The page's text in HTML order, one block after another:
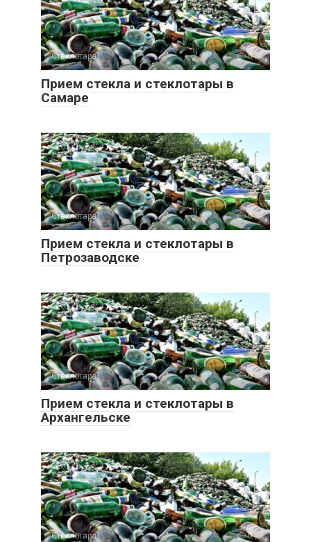
Стеклотара 0
Прием стекла и стеклотары в
Самаре
Стеклотара 0
Прием стекла и стеклотары в
Петрозаводске
Стеклотара 0
Прием стекла и стеклотары в
Архангельске
Стеклотара 0